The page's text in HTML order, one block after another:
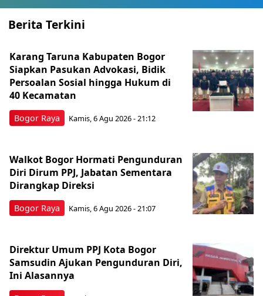
Berita Terkini
Bogor Raya
Karang Taruna Kabupaten Bogor
Siapkan Pasukan Advokasi, Bidik
Persoalan Sosial hingga Hukum di
40 Kecamatan
Kamis, 6 Agu 2026 - 21:12
Bogor Raya
Walkot Bogor Hormati Pengunduran
Diri Dirum PPJ, Jabatan Sementara
Dirangkap Direksi
Kamis, 6 Agu 2026 - 21:07
Direktur Umum PPJ Kota Bogor
Samsudin Ajukan Pengunduran Diri,
Ini Alasannya